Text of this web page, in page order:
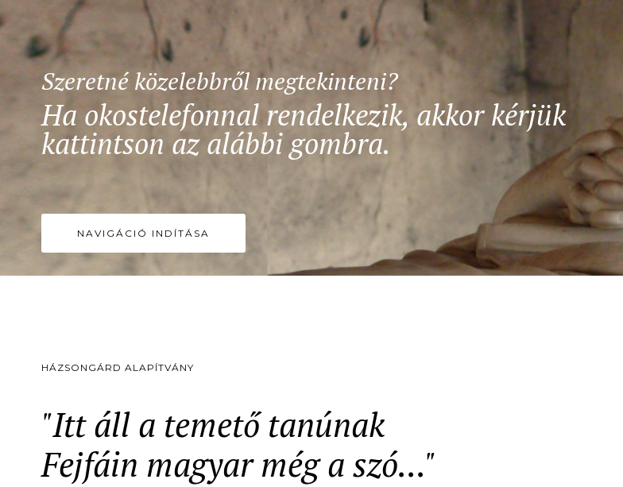
Szeretné közelebbről megtekinteni?
Ha okostelefonnal rendelkezik, akkor kérjük
kattintson az alábbi gombra.
NAVIGÁCIÓ INDÍTÁSA
HÁZSONGÁRD ALAPÍTVÁNY
"Itt áll a temető tanúnak
Fejfáin magyar még a szó..."